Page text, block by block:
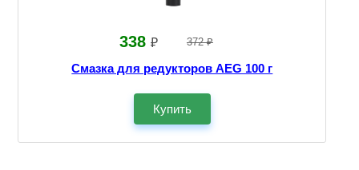
338 ₽ 372 ₽
Смазка для редукторов AEG 100 г
Купить